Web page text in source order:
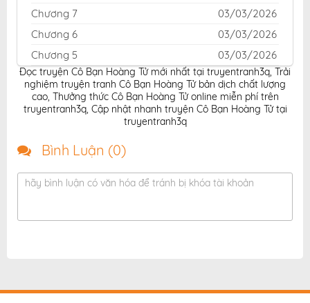
Chương 7
03/03/2026
Chương 6
03/03/2026
Chương 5
03/03/2026
Chương 4
03/03/2026
Chương 3
03/03/2026
Chương 2
03/03/2026
Đọc truyện Cô Bạn Hoàng Tử mới nhất tại truyentranh3q, Trải
nghiệm truyện tranh Cô Bạn Hoàng Tử bản dịch chất lượng
cao, Thưởng thức Cô Bạn Hoàng Tử online miễn phí trên
truyentranh3q, Cập nhật nhanh truyện Cô Bạn Hoàng Tử tại
truyentranh3q
Bình Luận (0)
hãy bình luận có văn hóa để tránh bị khóa tài khoản